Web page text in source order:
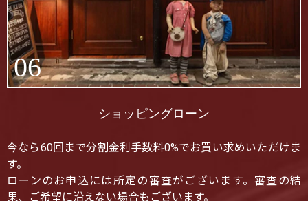
06
ショッピングローン
今なら60回まで分割金利手数料0%でお買い求めいただけま
す。
ローンのお申込には所定の審査がございます。審査の結
果、ご希望に沿えない場合もございます。